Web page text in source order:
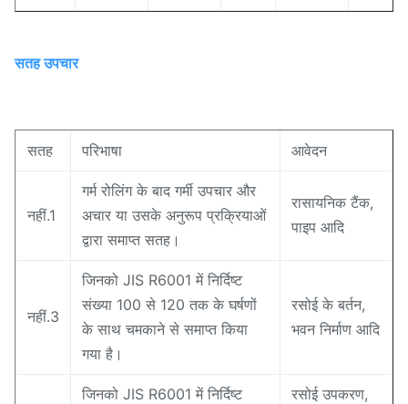
सतह उपचार
सतह परिभाषा आवेदन
नहीं.1
गर्म रोलिंग के बाद गर्मी उपचार और
अचार या उसके अनुरूप प्रक्रियाओं
द्वारा समाप्त सतह।
रासायनिक टैंक,
पाइप आदि
नहीं.3
जिनको JIS R6001 में निर्दिष्ट
संख्या 100 से 120 तक के घर्षणों
के साथ चमकाने से समाप्त किया
गया है।
रसोई के बर्तन,
भवन निर्माण आदि
जिनको JIS R6001 में निर्दिष्ट
रसोई उपकरण,